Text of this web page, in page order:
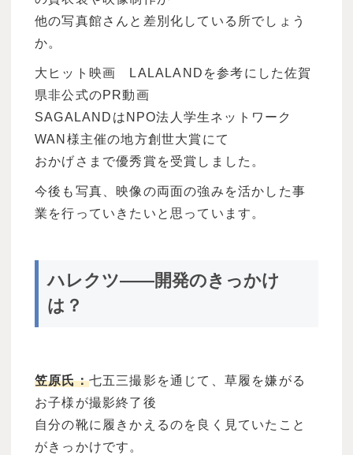
他の写真館さんと差別化している所でしょう
か。
大ヒット映画 LALALANDを参考にした佐賀
県非公式のPR動画
SAGALANDはNPO法人学生ネットワーク
WAN様主催の地方創世大賞にて
おかげさまで優秀賞を受賞しました。
今後も写真、映像の両面の強みを活かした事
業を行っていきたいと思っています。
ハレクツ――開発のきっかけ
は？
笠原氏：七五三撮影を通じて、草履を嫌がる
お子様が撮影終了後
自分の靴に履きかえるのを良く見ていたこと
がきっかけです。